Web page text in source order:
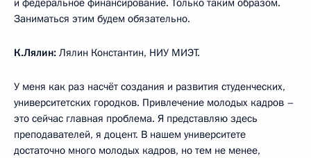
Заниматься этим будем обязательно.
К.Лялин: Лялин Константин, НИУ МИЭТ.
У меня как раз насчёт создания и развития студенческих,
университетских городков. Привлечение молодых кадров –
это сейчас главная проблема. Я представляю здесь
преподавателей, я доцент. В нашем университете
достаточно много молодых кадров, но тем не менее,